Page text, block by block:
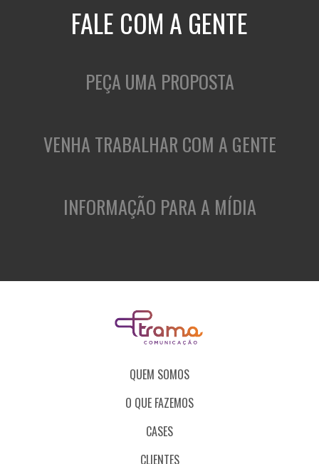
FALE COM A GENTE
PEÇA UMA PROPOSTA
VENHA TRABALHAR COM A GENTE
INFORMAÇÃO PARA A MÍDIA
QUEM SOMOS
O QUE FAZEMOS
CASES
CLIENTES